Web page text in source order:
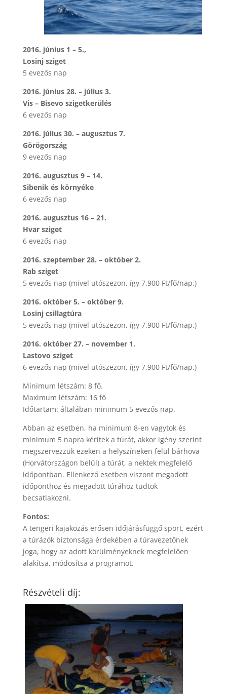
2016. június 1 – 5.,
Losinj sziget
5 evezős nap
2016. június 28. – július 3.
Vis – Bisevo szigetkerülés
6 evezős nap
2016. július 30. – augusztus 7.
Görögország
9 evezős nap
2016. augusztus 9 – 14.
Sibenik és környéke
6 evezős nap
2016. augusztus 16 – 21.
Hvar sziget
6 evezős nap
2016. szeptember 28. – október 2.
Rab sziget
5 evezős nap (mivel utószezon, így 7.900 Ft/fő/nap.)
2016. október 5. – október 9.
Losinj csillagtúra
5 evezős nap (mivel utószezon, így 7.900 Ft/fő/nap.)
2016. október 27. – november 1.
Lastovo sziget
6 evezős nap (mivel utószezon, így 7.900 Ft/fő/nap.)
Minimum létszám: 8 fő.
Maximum létszám: 16 fő
Időtartam: általában minimum 5 evezős nap.
Abban az esetben, ha minimum 8-en vagytok és
minimum 5 napra kéritek a túrát, akkor igény szerint
megszervezzük ezeken a helyszíneken felül bárhova
(Horvátországon belül) a túrát, a nektek megfelelő
időpontban. Ellenkező esetben viszont megadott
időponthoz és megadott túrához tudtok
becsatlakozni.
Fontos:
A tengeri kajakozás erősen időjárásfüggő sport, ezért
a túrázók biztonsága érdekében a túravezetőnek
joga, hogy az adott körülményeknek megfelelően
alakítsa, módosítsa a programot.
Részvételi díj: